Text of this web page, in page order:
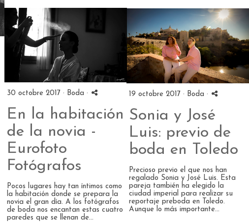
30 octobre 2017 · Boda ·
En la habitación
de la novia -
Eurofoto
Fotógrafos
Pocos lugares hay tan íntimos como
la habitación donde se prepara la
novia el gran día. A los fotógrafos
de boda nos encantan estas cuatro
paredes que se llenan de...
19 octobre 2017 · Boda ·
Sonia y José
Luis: previo de
boda en Toledo
Precioso previo el que nos han
regalado Sonia y José Luis. Esta
pareja también ha elegido la
ciudad imperial para realizar su
reportaje preboda en Toledo.
Aunque lo más importante...